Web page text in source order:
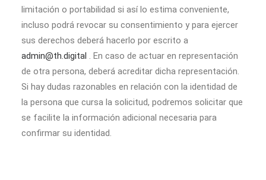
limitación o portabilidad si así lo estima conveniente,
incluso podrá revocar su consentimiento y para ejercer
sus derechos deberá hacerlo por escrito a
admin@th.digital . En caso de actuar en representación
de otra persona, deberá acreditar dicha representación.
Si hay dudas razonables en relación con la identidad de
la persona que cursa la solicitud, podremos solicitar que
se facilite la información adicional necesaria para
confirmar su identidad.